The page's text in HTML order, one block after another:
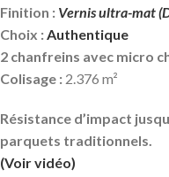
Finition : Vernis ultra-mat
Choix :Authentique
2 chanfreins avec micro
Colisage : 2.376 m²
Résistance d’impact
parquets traditionnels.
(Voir vidéo)